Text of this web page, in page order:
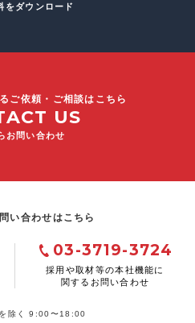
をダウンロード
ご依頼・ご相談はこちら
US
お問い合わせ
い合わせはこちら
03-3719-3724
採用や取材等の本社機能に
関するお問い合わせ
除く 9:00〜18:00